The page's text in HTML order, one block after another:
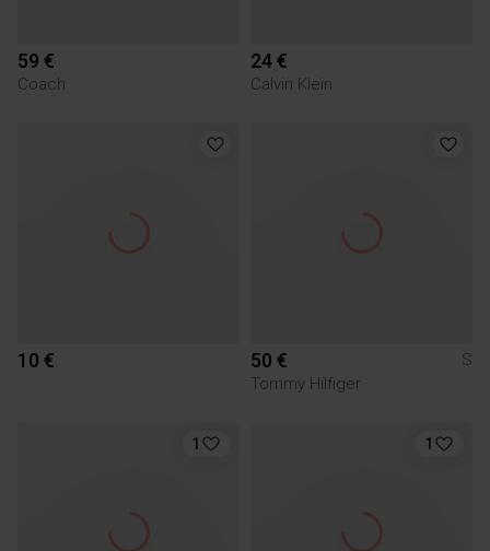
59 €
Coach
24 €
Calvin Klein
10 € 50 €
S
Tommy Hilfiger
1 1